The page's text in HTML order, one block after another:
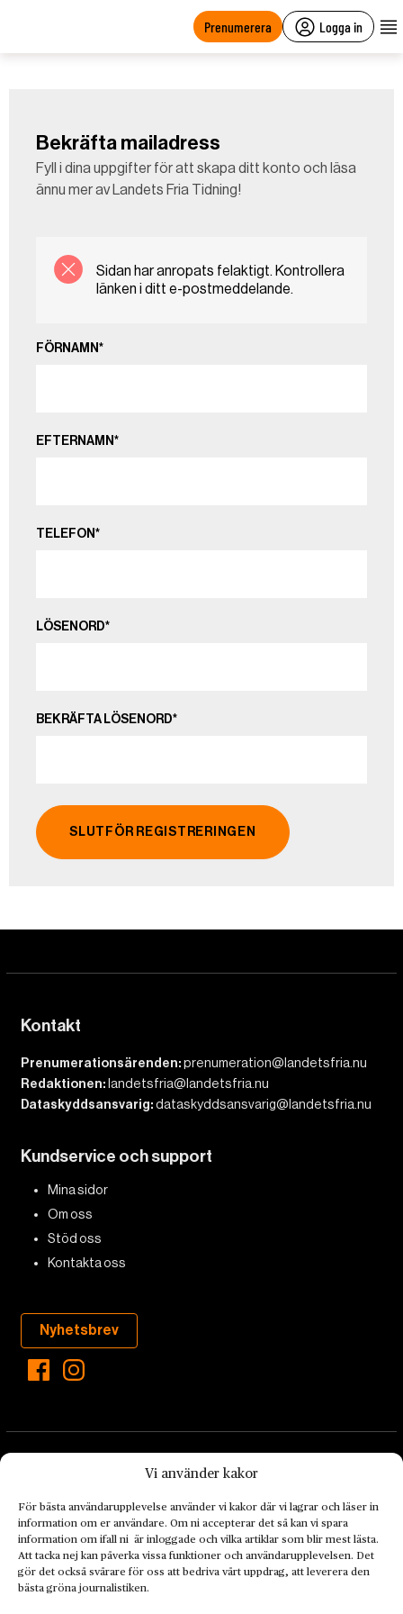
Vi använder kakor
För bästa användarupplevelse använder vi kakor där vi lagrar och läser in
information om er användare. Om ni accepterar det så kan vi spara
information om ifall ni är inloggade och vilka artiklar som blir mest lästa.
Att tacka nej kan påverka vissa funktioner och användarupplevelsen. Det
gör det också svårare för oss att bedriva vårt uppdrag, att leverera den
bästa gröna journalistiken.
Prenumerera Logga in
Bekräfta mailadress
Fyll i dina uppgifter för att skapa ditt konto och läsa
ännu mer av Landets Fria Tidning!
Sidan har anropats felaktigt. Kontrollera
länken i ditt e-postmeddelande.
FÖRNAMN*
EFTERNAMN*
TELEFON*
LÖSENORD*
BEKRÄFTA LÖSENORD*
Kontakt
Prenumerationsärenden:prenumeration@landetsfria.nu
Redaktionen: landetsfria@landetsfria.nu
Dataskyddsansvarig:dataskyddsansvarig@landetsfria.nu
Kundservice och support
Mina sidor
Om oss
Stöd oss
Kontakta oss
Nyhetsbrev
Landets Fria Tidning är en nyhetstidning med bred bevakning av
det viktigaste som händer lokalt och globalt och med fokus på
omställningsrörelsen. En omställning till ett hållbart samhälle går
både via starka och lika rättigheter för alla människor, minskade